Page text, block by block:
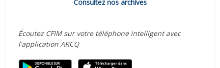
Consultez nos archives
Écoutez CFIM sur votre téléphone intelligent avec
l'application ARCQ